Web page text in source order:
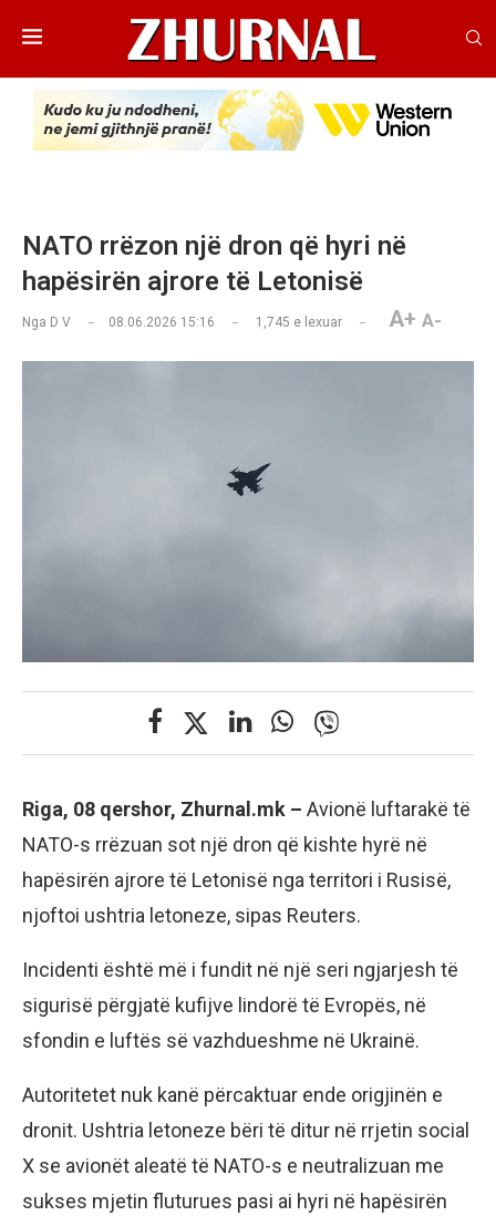
NATO rrëzon një dron që hyri në
hapësirën ajrore të Letonisë
Nga D V 08.06.2026 15:16 1,745 e lexuar A+ A-
Riga, 08 qershor, Zhurnal.mk – Avionë luftarakë të
NATO-s rrëzuan sot një dron që kishte hyrë në
hapësirën ajrore të Letonisë nga territori i Rusisë,
njoftoi ushtria letoneze, sipas Reuters.
Incidenti është më i fundit në një seri ngjarjesh të
sigurisë përgjatë kufijve lindorë të Evropës, në
sfondin e luftës së vazhdueshme në Ukrainë.
Autoritetet nuk kanë përcaktuar ende origjinën e
dronit. Ushtria letoneze bëri të ditur në rrjetin social
X se avionët aleatë të NATO-s e neutralizuan me
sukses mjetin fluturues pasi ai hyri në hapësirën